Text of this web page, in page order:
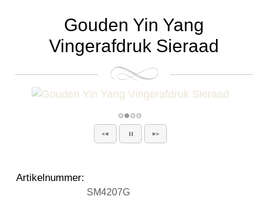
Gouden Yin Yang
Vingerafdruk Sieraad
Artikelnummer:
SM4207G